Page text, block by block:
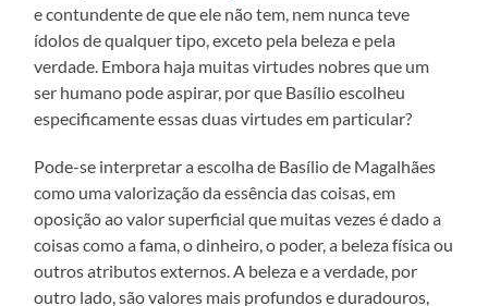
e contundente de que ele não tem, nem nunca teve
ídolos de qualquer tipo, exceto pela beleza e pela
verdade. Embora haja muitas virtudes nobres que um
ser humano pode aspirar, por que Basílio escolheu
especificamente essas duas virtudes em particular?
Pode-se interpretar a escolha de Basílio de Magalhães
como uma valorização da essência das coisas, em
oposição ao valor superficial que muitas vezes é dado a
coisas como a fama, o dinheiro, o poder, a beleza física ou
outros atributos externos. A beleza e a verdade, por
outro lado, são valores mais profundos e duradouros,